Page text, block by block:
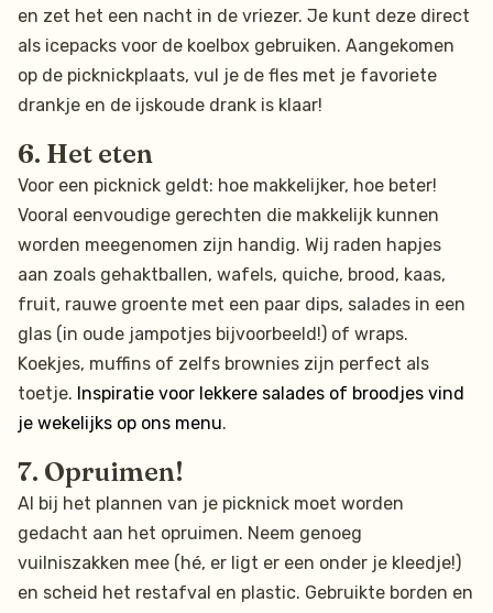
en zet het een nacht in de vriezer. Je kunt deze direct
als icepacks voor de koelbox gebruiken. Aangekomen
op de picknickplaats, vul je de fles met je favoriete
drankje en de ijskoude drank is klaar!
6. Het eten
Voor een picknick geldt: hoe makkelijker, hoe beter!
Vooral eenvoudige gerechten die makkelijk kunnen
worden meegenomen zijn handig. Wij raden hapjes
aan zoals gehaktballen, wafels, quiche, brood, kaas,
fruit, rauwe groente met een paar dips, salades in een
glas (in oude jampotjes bijvoorbeeld!) of wraps.
Koekjes, muffins of zelfs brownies zijn perfect als
toetje. Inspiratie voor lekkere salades of broodjes vind
je wekelijks op ons menu.
7. Opruimen!
Al bij het plannen van je picknick moet worden
gedacht aan het opruimen. Neem genoeg
vuilniszakken mee (hé, er ligt er een onder je kleedje!)
en scheid het restafval en plastic. Gebruikte borden en